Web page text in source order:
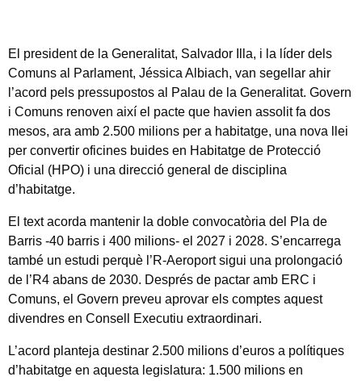
El president de la Generalitat, Salvador Illa, i la líder dels
Comuns al Parlament, Jéssica Albiach, van segellar ahir
l’acord pels pressupostos al Palau de la Generalitat. Govern
i Comuns renoven així el pacte que havien assolit fa dos
mesos, ara amb 2.500 milions per a habitatge, una nova llei
per convertir oficines buides en Habitatge de Protecció
Oficial (HPO) i una direcció general de disciplina
d’habitatge.
El text acorda mantenir la doble convocatòria del Pla de
Barris -40 barris i 400 milions- el 2027 i 2028. S’encarrega
també un estudi perquè l’R-Aeroport sigui una prolongació
de l’R4 abans de 2030. Després de pactar amb ERC i
Comuns, el Govern preveu aprovar els comptes aquest
divendres en Consell Executiu extraordinari.
L’acord planteja destinar 2.500 milions d’euros a polítiques
d’habitatge en aquesta legislatura: 1.500 milions en